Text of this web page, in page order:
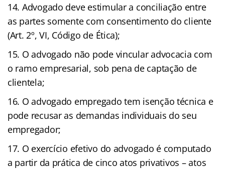
Advogado deve estimular a conciliação entre
as partes somente com consentimento do cliente
(Art. 2º, VI, Código de Ética);
O advogado não pode vincular advocacia com
o ramo empresarial, sob pena de captação de
clientela;
O advogado empregado tem isenção técnica e
pode recusar as demandas individuais do seu
empregador;
O exercício efetivo do advogado é computado
a partir da prática de cinco atos privativos – atos